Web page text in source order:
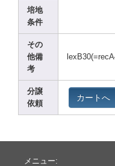
培地
条件
その
他備
考
lexB30(=re
分譲
依頼
カートへ
メニュー: